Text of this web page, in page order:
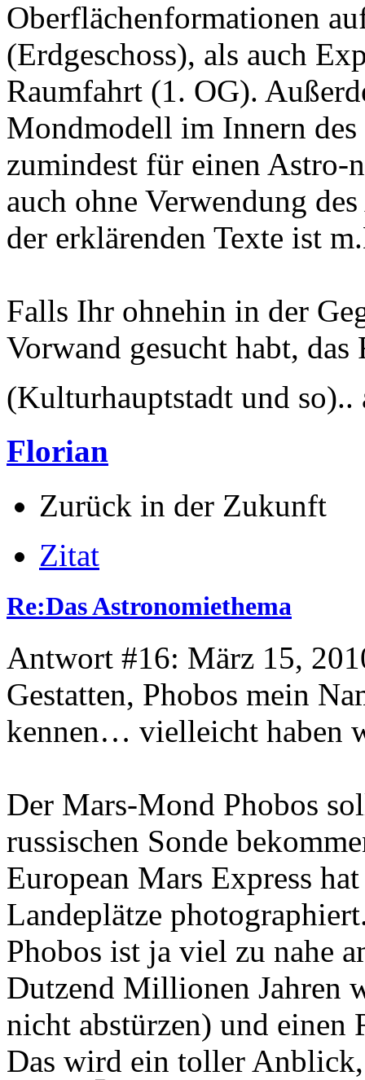
Oberflächenformationen
(Erdgeschoss), als auch
Raumfahrt (1. OG).
Mondmodell im Innern
zumindest für einen
auch ohne Verwendung
der erklärenden Texte ist
Falls Ihr ohnehin in der
Vorwand gesucht habt, das
(Kulturhauptstadt und
Florian
Zurück in der Zukunft
Zitat
Re:Das Astronomiethema
Antwort #16: März 15,
Gestatten, Phobos mein
kennen… vielleicht haben
Der Mars-Mond Phobos
russischen Sonde
European Mars Express
Landeplätze
Phobos ist ja viel zu nahe
Dutzend Millionen Jahren
nicht abstürzen) und einen
Das wird ein toller